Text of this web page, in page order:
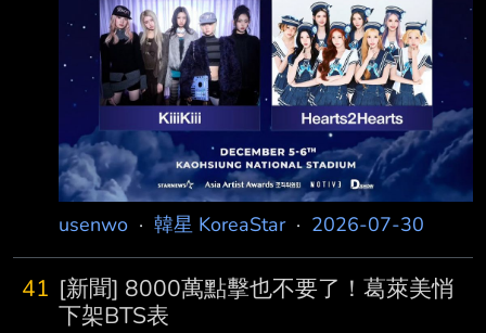
usenwo · 韓星 KoreaStar· 2026-07-30
41 [新聞] 8000萬點擊也不要了！葛萊美悄
下架BTS表